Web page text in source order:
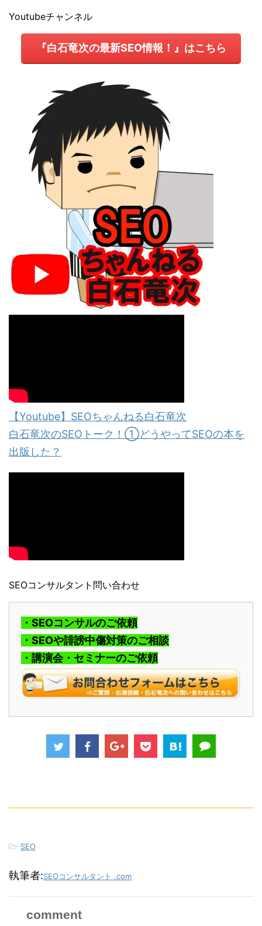
Youtubeチャンネル
『白石竜次の最新SEO情報！』はこちら
【Youtube】SEOちゃんねる白石竜次
白石竜次のSEOトーク！①どうやってSEOの本を
出版した？
SEOコンサルタント問い合わせ
・SEOコンサルのご依頼
・SEOや誹謗中傷対策のご相談
・講演会・セミナーのご依頼
-SEO
執筆者:SEOコンサルタント .com
comment